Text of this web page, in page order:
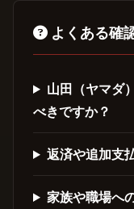
よくある確
山田（ヤマダ
べきですか？
返済や追加支
家族や職場へ